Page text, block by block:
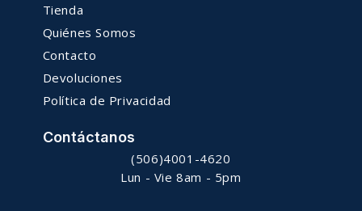
Tienda
Quiénes Somos
Contacto
Devoluciones
Política de Privacidad
Contáctanos
(506)4001-4620
Lun - Vie 8am - 5pm